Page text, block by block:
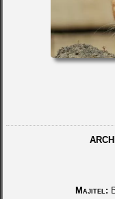
Majitel: